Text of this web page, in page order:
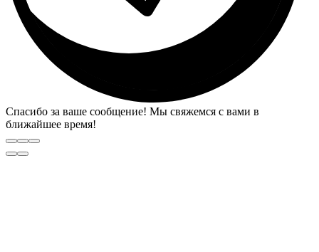
Спасибо за ваше сообщение! Мы свяжемся с вами в
ближайшее время!